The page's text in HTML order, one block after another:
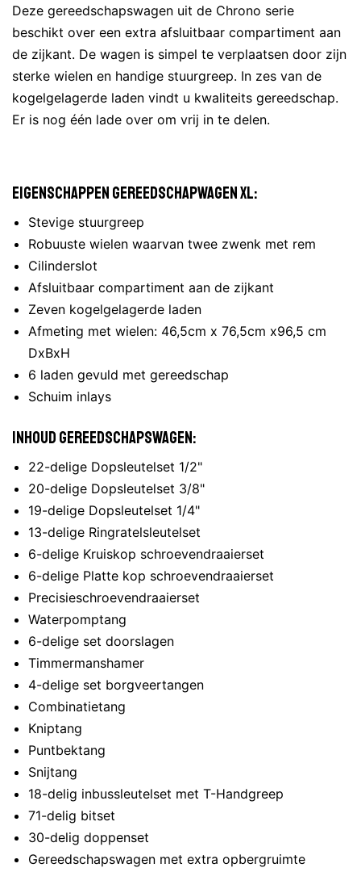
Deze gereedschapswagen uit de Chrono serie
beschikt over een extra afsluitbaar compartiment aan
de zijkant. De wagen is simpel te verplaatsen door zijn
sterke wielen en handige stuurgreep. In zes van de
kogelgelagerde laden vindt u kwaliteits gereedschap.
Er is nog één lade over om vrij in te delen.
Eigenschappen gereedschapwagen XL:
Stevige stuurgreep
Robuuste wielen waarvan twee zwenk met rem
Cilinderslot
Afsluitbaar compartiment aan de zijkant
Zeven kogelgelagerde laden
Afmeting met wielen: 46,5cm x 76,5cm x96,5 cm
DxBxH
6 laden gevuld met gereedschap
Schuim inlays
Inhoud gereedschapswagen:
22-delige Dopsleutelset 1/2"
20-delige Dopsleutelset 3/8"
19-delige Dopsleutelset 1/4"
13-delige Ringratelsleutelset
6-delige Kruiskop schroevendraaierset
6-delige Platte kop schroevendraaierset
Precisieschroevendraaierset
Waterpomptang
6-delige set doorslagen
Timmermanshamer
4-delige set borgveertangen
Combinatietang
Kniptang
Puntbektang
Snijtang
18-delig inbussleutelset met T-Handgreep
71-delig bitset
30-delig doppenset
Gereedschapswagen met extra opbergruimte